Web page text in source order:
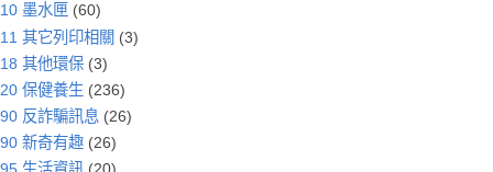
10 墨水匣 (60)
11 其它列印相關 (3)
18 其他環保 (3)
20 保健養生 (236)
90 反詐騙訊息 (26)
90 新奇有趣 (26)